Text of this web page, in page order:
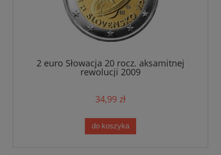
2 euro Słowacja 20 rocz. aksamitnej
rewolucji 2009
34,99 zł
do koszyka